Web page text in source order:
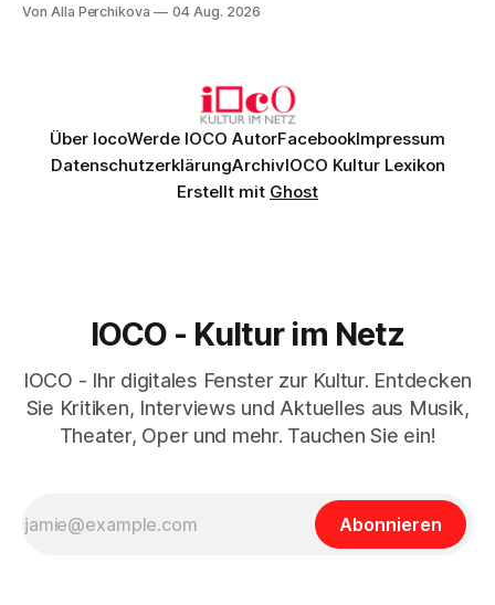
Genau so war der Abend im Kurhaus Wiesbaden, an dem
Von Alla Perchikova 04 Aug. 2026
Über IocoWerde IOCO AutorFacebookImpressum
DatenschutzerklärungArchivIOCO Kultur Lexikon
Erstellt mit Ghost
IOCO - Kultur im Netz
IOCO - Ihr digitales Fenster zur Kultur. Entdecken
Sie Kritiken, Interviews und Aktuelles aus Musik,
Theater, Oper und mehr. Tauchen Sie ein!
Abonnieren